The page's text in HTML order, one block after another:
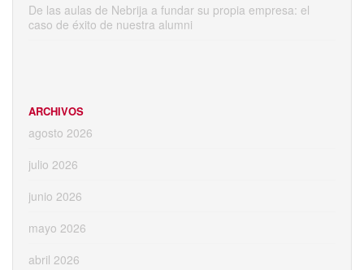
De las aulas de Nebrija a fundar su propia empresa: el
caso de éxito de nuestra alumni
ARCHIVOS
agosto 2026
julio 2026
junio 2026
mayo 2026
abril 2026